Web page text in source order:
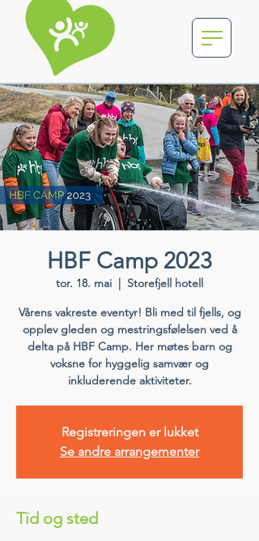
HBF Camp 2023
tor. 18. mai
  |
Storefjell hotell
Vårens vakreste eventyr! Bli med til fjells, og
opplev gleden og mestringsfølelsen ved å
delta på HBF Camp. Her møtes barn og
voksne for hyggelig samvær og
inkluderende aktiviteter.
Registreringen er lukket
Se andre arrangementer
Tid og sted